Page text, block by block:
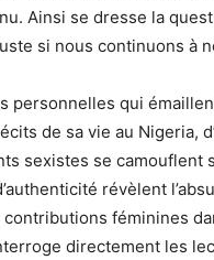
Ainsi se dresse la
si nous continuons à
personnelles qui
de sa vie au Nigeria,
sexistes se camouflent
révèlent
féminines
directement les